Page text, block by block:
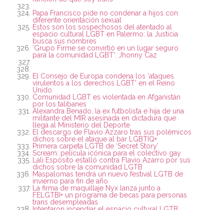
Papa Francisco pide no condenar a hijos con
diferente orientación sexual
Estos son los sospechosos del atentado al
espacio cultural LGBT en Palermo: la Justicia
busca sus nombres
‘Grupo Firme se convirtió en un lugar seguro
para la comunidad LGBT’: Jhonny Caz
El Consejo de Europa condena los ‘ataques
virulentos a los derechos LGBT’ en el Reino
Unido
Comunidad LGBT es violentada en Afganistán
por los talibanes
Alexandra Benado, la ex futbolista e hija de una
militante del MIR asesinada en dictadura que
llega al Ministerio del Deporte
El descargo de Flavio Azzaro tras sus polémicos
dichos sobre el ataque al bar LGBTIQ+
Primera carpeta LGTB de ‘Secret Story’
Scream: película icónica para el colectivo gay
Lali Espósito estalló contra Flavio Azarro por sus
dichos sobre la comunidad LGTB
Maspalomas tendrá un nuevo festival LGTB de
invierno para fin de año
La firma de maquillaje Nyx lanza junto a
FELGTBI+ un programa de becas para personas
trans desempleadas